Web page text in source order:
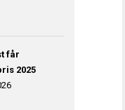
får
2025